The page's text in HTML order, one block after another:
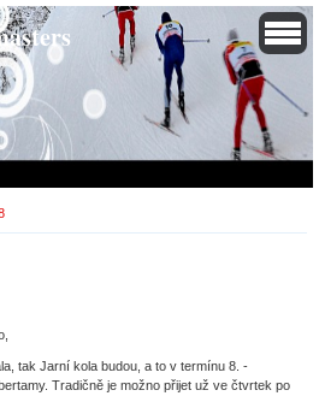
tak Jarní kola budou, a to v termínu 8. -
Tradičně je možno přijet už ve čtvrtek po